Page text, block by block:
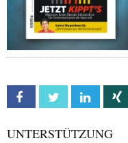
Facebook Twitter Linkedin
UNTERSTÜTZUNG